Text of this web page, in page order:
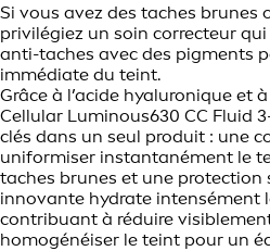
Si vous avez des taches brunes
privilégiez un soin correcteur
anti-taches avec des pigments
immédiate du teint.
Grâce à l’acide hyaluronique et
Cellular Luminous630 CC Fluid
clés dans un seul produit : une
uniformiser instantanément le
taches brunes et une protection
innovante hydrate intensément
contribuant à réduire
homogénéiser le teint pour un